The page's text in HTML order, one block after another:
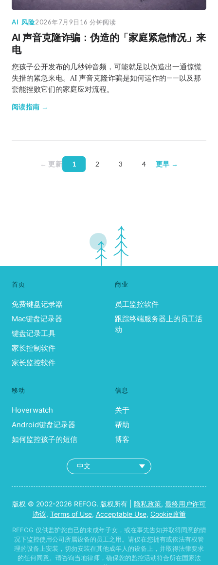
AI 风险2026年7月9日 16 分钟阅读
AI 声音克隆诈骗：伪造的「家庭紧急情况」来
电
您孩子公开发布的几秒钟音频，可能就足以伪造出一通惊慌
失措的紧急来电。AI 声音克隆诈骗是如何运作的——以及那
套能挫败它们的家庭应对流程。
阅读指南 →
← 更新 1 2 3 4 更早 →
首页
免费键盘记录器
Mac键盘记录器
键盘记录工具
家长控制软件
家长监控软件
商业
员工监控软件
跟踪终端服务器上的员工活
动
移动
Hoverwatch
Android键盘记录器
如何监控孩子的短信
信息
关于
帮助
博客
版权 © 2002-2026 REFOG. 版权所有 | 隐私政策, 最终用户许可
协议, Terms of Use, Acceptable Use, Cookie政策
REFOG 仅供监护您自己的未成年子女，或在事先告知并取得同意的情
况下监控使用公司所属设备的员工之用。请仅在您拥有或依法有权管
理的设备上安装，切勿安装在其他成年人的设备上，并取得法律要求
的任何同意。请咨询当地律师，确保您的监控活动符合所在国家法